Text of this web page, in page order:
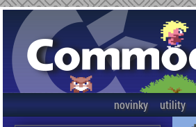
novinky utility